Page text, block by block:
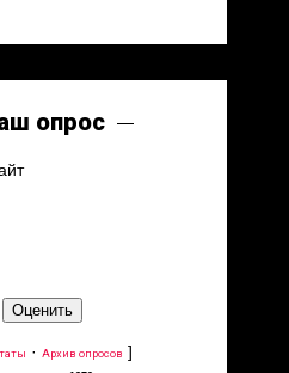
опрос
· Архив опросов ]